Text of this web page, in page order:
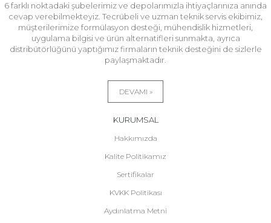
6 farklı noktadaki şubelerimiz ve depolarımızla ihtiyaçlarınıza anında
cevap verebilmekteyiz. Tecrübeli ve uzman teknik servis ekibimiz,
müşterilerimize formülasyon desteği, mühendislik hizmetleri,
uygulama bilgisi ve ürün alternatifleri sunmakta, ayrıca
distribütörlüğünü yaptığımız firmaların teknik desteğini de sizlerle
paylaşmaktadır.
DEVAMI »
KURUMSAL
Hakkımızda
Kalite Politikamız
Sertifikalar
KVKK Politikası
Aydınlatma Metni